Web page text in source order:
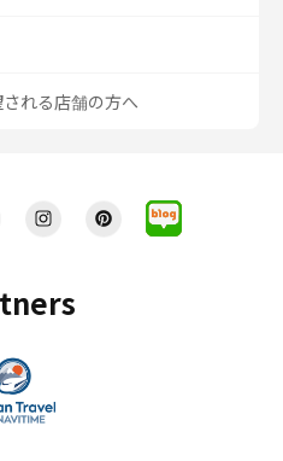
れる店舗の方へ